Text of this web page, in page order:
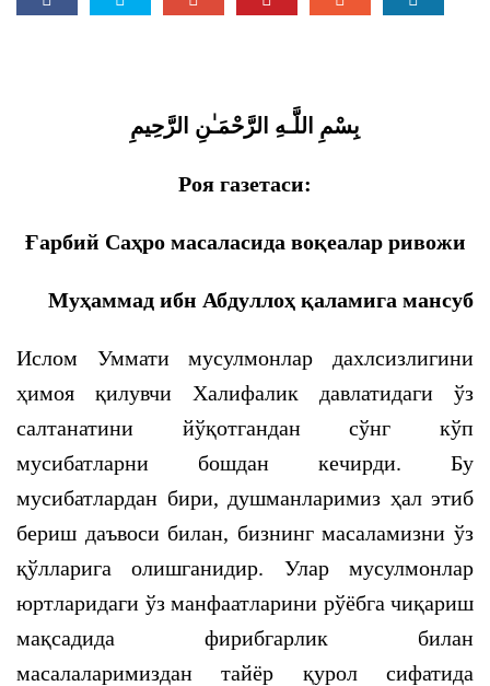
بِسْمِ اللَّـهِ الرَّحْمَـٰنِ الرَّحِيمِ
Роя газетаси:
Ғарбий Саҳро масаласида воқеалар ривожи
Муҳаммад ибн Абдуллоҳ қаламига мансуб
Ислом Уммати мусулмонлар дахлсизлигини
ҳимоя қилувчи Халифалик давлатидаги ўз
салтанатини йўқотгандан сўнг кўп
мусибатларни бошдан кечирди. Бу
мусибатлардан бири, душманларимиз ҳал этиб
бериш даъвоси билан, бизнинг масаламизни ўз
қўлларига олишганидир. Улар мусулмонлар
юртларидаги ўз манфаатларини рўёбга чиқариш
мақсадида фирибгарлик билан
масалаларимиздан тайёр қурол сифатида